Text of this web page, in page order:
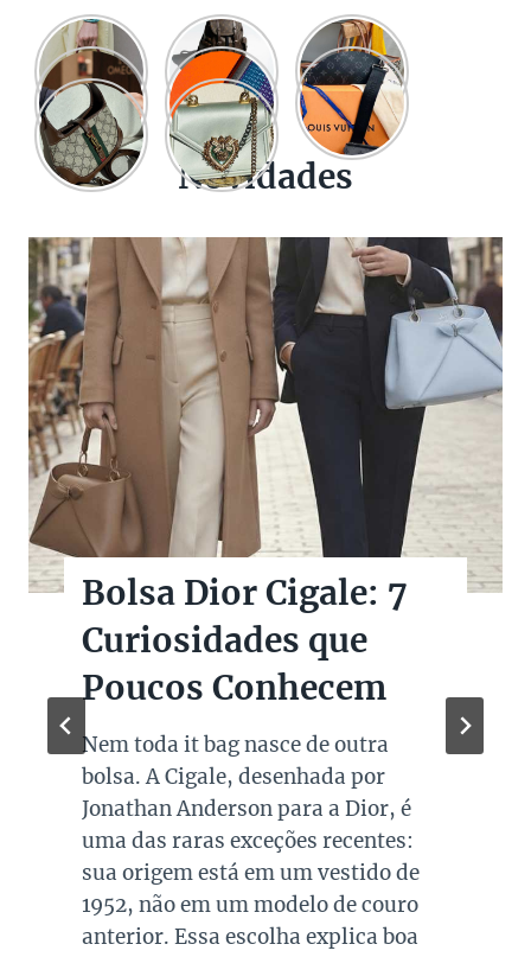
Novidades
Bolsas Pretas de
Marcas de Luxo na
Super Sale dos Pais
Quando falamos de cores de bolsas,
os modelos em preto são os mais
queridos e tradicionais, estando
presente no guarda roupa de quase
todas as mulheres. Esta é uma cor
versátil, clássica e atemporal e
investir em peças neste tom garante